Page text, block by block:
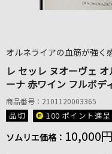
オルネライアの血筋が強く
レ セッレ ヌオーヴェ
ーナ 赤ワイン フルボデ
商品番号：2101120003365
品切 100 ポイント進呈
ソムリエ価格： 10,000円